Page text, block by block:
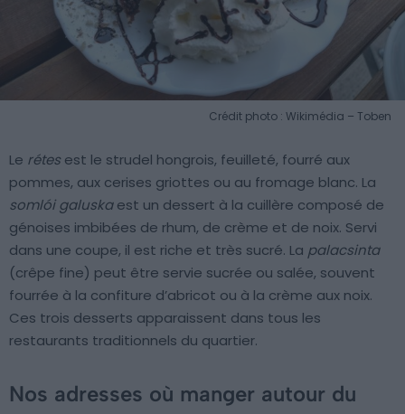
Crédit photo : Wikimédia – Toben
Le rétes est le strudel hongrois, feuilleté, fourré aux
pommes, aux cerises griottes ou au fromage blanc. La
somlói galuskaest un dessert à la cuillère composé de
génoises imbibées de rhum, de crème et de noix. Servi
dans une coupe, il est riche et très sucré. La palacsinta
(crêpe fine) peut être servie sucrée ou salée, souvent
fourrée à la confiture d’abricot ou à la crème aux noix.
Ces trois desserts apparaissent dans tous les
restaurants traditionnels du quartier.
Nos adresses où manger autour du